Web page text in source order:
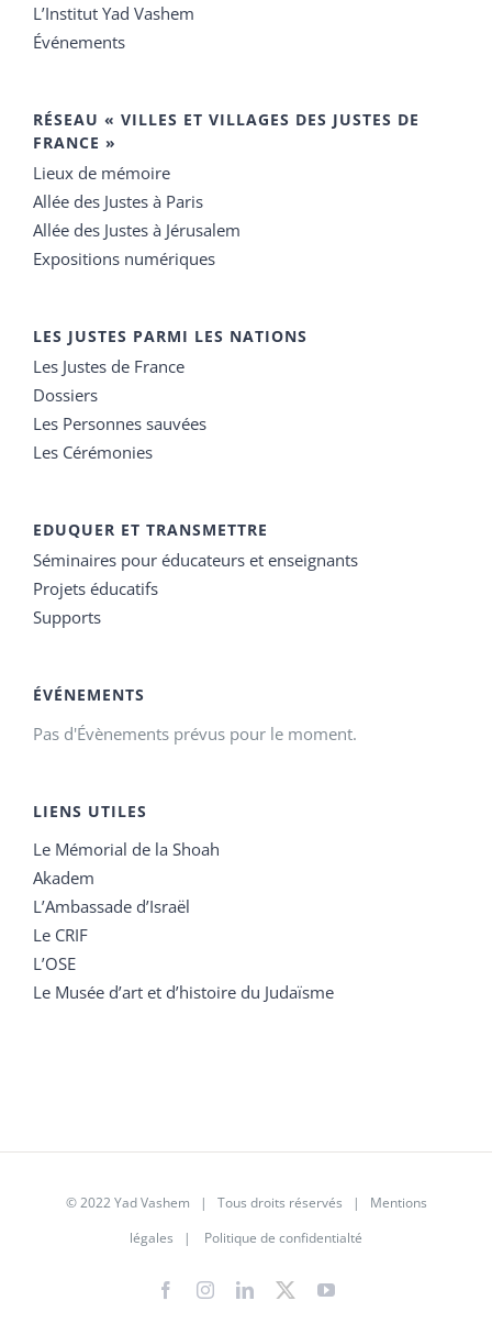
L’Institut Yad Vashem
Événements
RÉSEAU « VILLES ET VILLAGES DES JUSTES DE
FRANCE »
Lieux de mémoire
Allée des Justes à Paris
Allée des Justes à Jérusalem
Expositions numériques
LES JUSTES PARMI LES NATIONS
Les Justes de France
Dossiers
Les Personnes sauvées
Les Cérémonies
EDUQUER ET TRANSMETTRE
Séminaires pour éducateurs et enseignants
Projets éducatifs
Supports
ÉVÉNEMENTS
Pas d'Évènements prévus pour le moment.
LIENS UTILES
Le Mémorial de la Shoah
Akadem
L’Ambassade d’Israël
Le CRIF
L’OSE
Le Musée d’art et d’histoire du Judaïsme
© 2022 Yad Vashem | Tous droits réservés | Mentions
légales | Politique de confidentialté
FacebookInstagramLinkedIn
X YouTube